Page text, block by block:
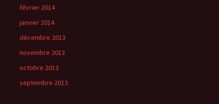
février 2014
janvier 2014
décembre 2013
novembre 2013
octobre 2013
septembre 2013